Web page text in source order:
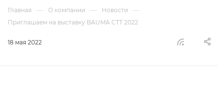
Главная — О компании — Новости —
Приглашаем на выставку BAUMA CTT 2022
18 мая 2022